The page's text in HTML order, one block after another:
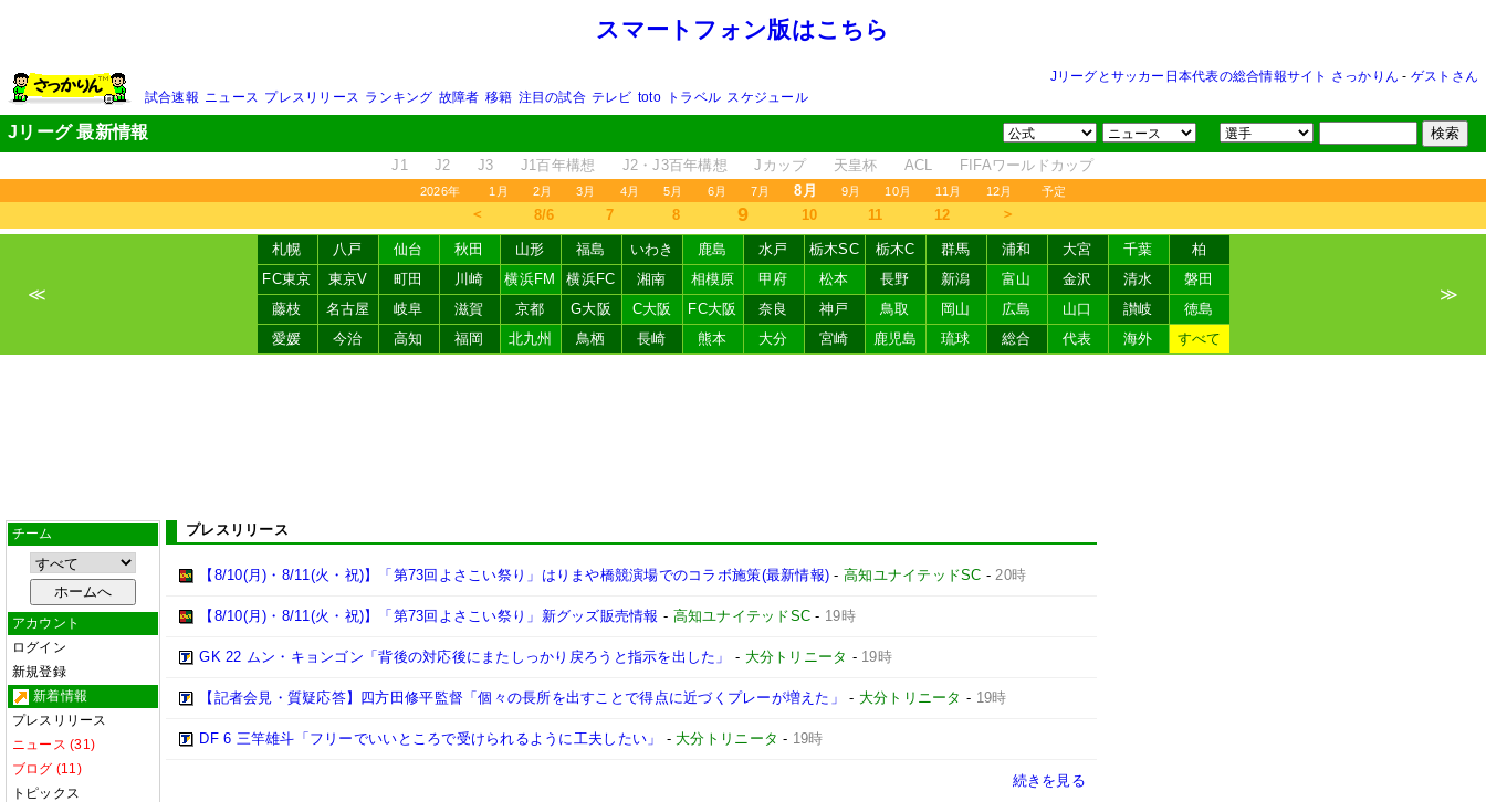
スマートフォン版はこちら
Jリーグとサッカー日本代表の総合情報サイト さっかりん - ゲストさん
試合速報 ニュース プレスリリース ランキング 故障者 移籍 注目の試合 テレビ toto トラベル スケジュール
Jリーグ 最新情報
J1 J2 J3 J1百年構想 J2・J3百年構想 Jカップ 天皇杯 ACL FIFAワールドカップ
2026年 1月 2月 3月 4月 5月 6月 7月 8月 9月 10月 11月 12月 予定
＜ 8/6 7 8 9 10 11 12 ＞
≪
札幌 八戸 仙台 秋田 山形 福島 いわき 鹿島 水戸 栃木SC 栃木C 群馬 浦和 大宮 千葉
柏
FC東京
東京V 町田 川崎 横浜FM 横浜FC 湘南 相模原 甲府 松本 長野 新潟 富山 金沢 清水
磐田
藤枝
名古屋 岐阜 滋賀 京都 G大阪 C大阪 FC大阪 奈良 神戸 鳥取 岡山 広島 山口 讃岐
徳島
愛媛
今治 高知 福岡 北九州 鳥栖 長崎 熊本 大分 宮崎 鹿児島 琉球 総合 代表 海外 すべて
≫
チーム
アカウント
ログイン
新規登録
新着情報
プレスリリース
ニュース (31)
ブログ (11)
トピックス
プレスリリース
【8/10(月)・8/11(火・祝)】「第73回よさこい祭り」はりまや橋競演場でのコラボ施策(最新情報) - 高知ユナイテッドSC -20時
【8/10(月)・8/11(火・祝)】「第73回よさこい祭り」新グッズ販売情報 - 高知ユナイテッドSC - 19時
GK 22 ムン・キョンゴン「背後の対応後にまたしっかり戻ろうと指示を出した」 - 大分トリニータ - 19時
【記者会見・質疑応答】四方田修平監督「個々の長所を出すことで得点に近づくプレーが増えた」 - 大分トリニータ - 19時
DF 6 三竿雄斗「フリーでいいところで受けられるように工夫したい」 - 大分トリニータ - 19時
続きを見る